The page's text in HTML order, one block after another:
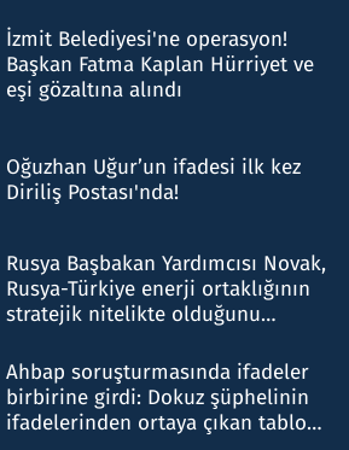
İzmit Belediyesi'ne operasyon!
Başkan Fatma Kaplan Hürriyet ve
eşi gözaltına alındı
Oğuzhan Uğur’un ifadesi ilk kez
Diriliş Postası'nda!
Rusya Başbakan Yardımcısı Novak,
Rusya-Türkiye enerji ortaklığının
stratejik nitelikte olduğunu
Ahbap soruşturmasında ifadeler
birbirine girdi: Dokuz şüphelinin
ifadelerinden ortaya çıkan tablo